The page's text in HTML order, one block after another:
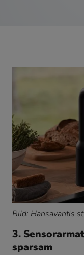
BiId: Hansavantis
3.
sparsam